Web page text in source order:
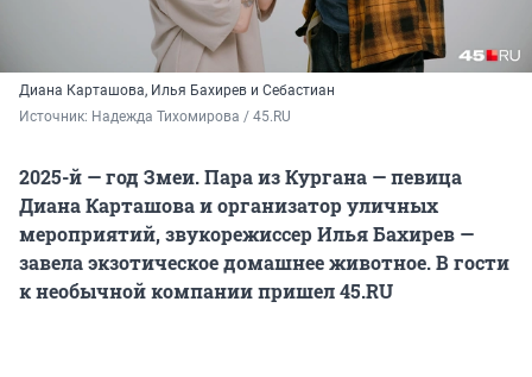
Диана Карташова, Илья Бахирев и Себастиан
Источник: Надежда Тихомирова / 45.RU
2025-й — год Змеи. Пара из Кургана — певица
Диана Карташова и организатор уличных
мероприятий, звукорежиссер Илья Бахирев —
завела экзотическое домашнее животное. В гости
к необычной компании пришел 45.RU